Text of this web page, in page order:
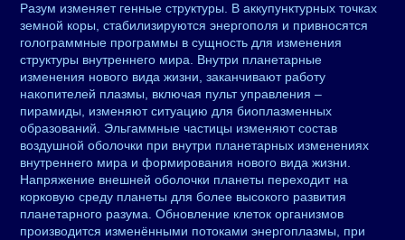
Разум изменяет генные структуры. В аккупунктурных точках
земной коры, стабилизируются энергополя и привносятся
голограммные программы в сущность для изменения
структуры внутреннего мира. Внутри планетарные
изменения нового вида жизни, заканчивают работу
накопителей плазмы, включая пульт управления –
пирамиды, изменяют ситуацию для биоплазменных
образований. Эльгаммные частицы изменяют состав
воздушной оболочки при внутри планетарных изменениях
внутреннего мира и формирования нового вида жизни.
Напряжение внешней оболочки планеты переходит на
корковую среду планеты для более высокого развития
планетарного разума. Обновление клеток организмов
производится изменёнными потоками энергоплазмы, при